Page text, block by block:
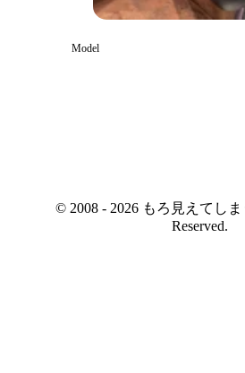
Model
© 2008 - 2026 もろ見えてしま
Reserved.